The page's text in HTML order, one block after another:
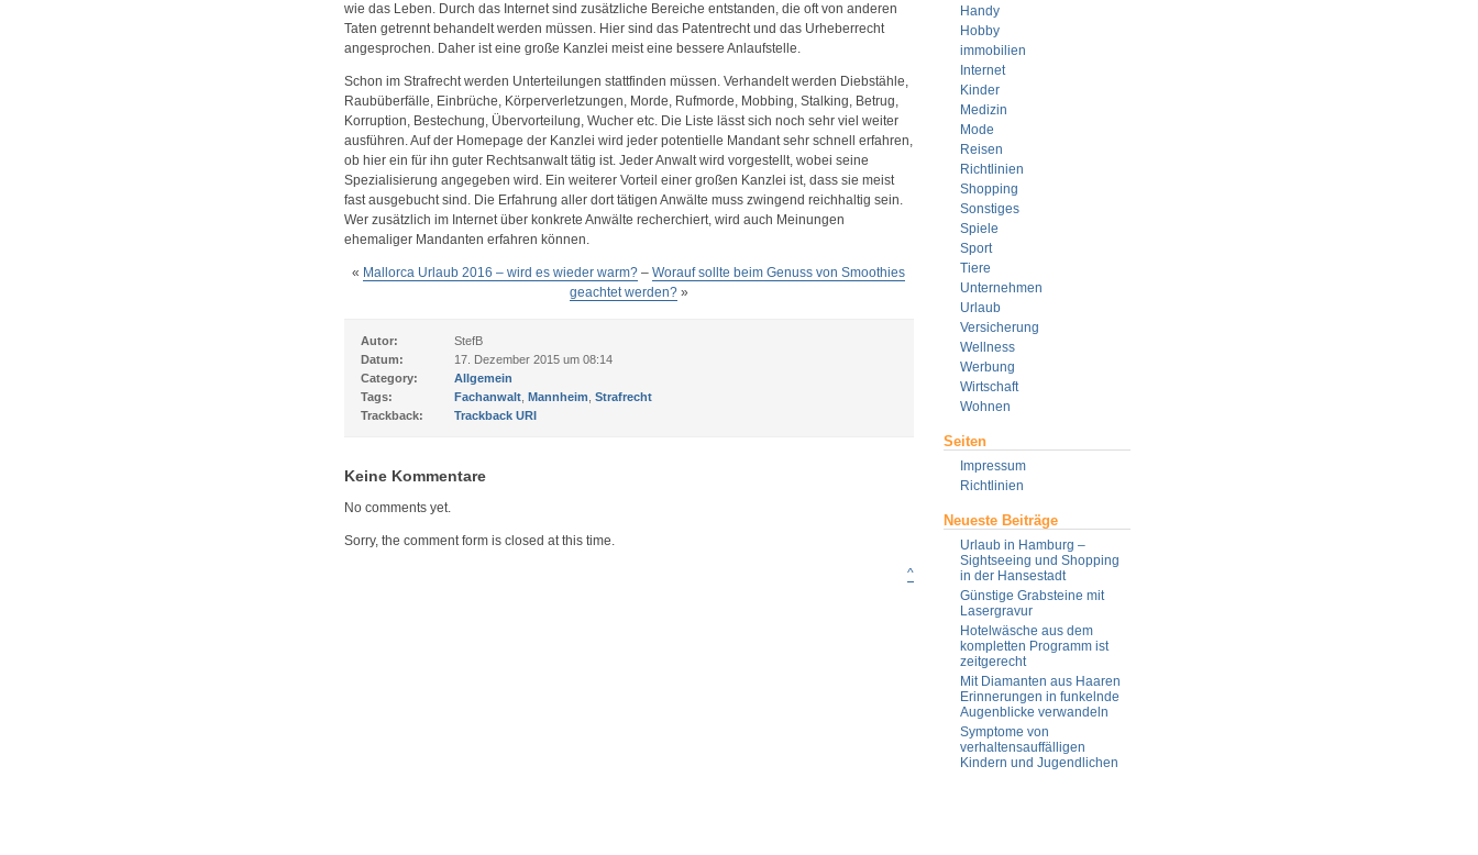
Handy
Hobby
immobilien
Internet
Kinder
Medizin
Mode
Reisen
Richtlinien
Shopping
Sonstiges
Spiele
Sport
Tiere
Unternehmen
Urlaub
Versicherung
Wellness
Werbung
Wirtschaft
Wohnen
Seiten
Impressum
Richtlinien
Neueste Beiträge
Urlaub in Hamburg –
Sightseeing und Shopping
in der Hansestadt
Günstige Grabsteine mit
Lasergravur
Hotelwäsche aus dem
kompletten Programm ist
zeitgerecht
Mit Diamanten aus Haaren
Erinnerungen in funkelnde
Augenblicke verwandeln
Symptome von
verhaltensauffälligen
Kindern und Jugendlichen
wie das Leben. Durch das Internet sind zusätzliche Bereiche entstanden, die oft von anderen
Taten getrennt behandelt werden müssen. Hier sind das Patentrecht und das Urheberrecht
angesprochen. Daher ist eine große Kanzlei meist eine bessere Anlaufstelle.
Schon im Strafrecht werden Unterteilungen stattfinden müssen. Verhandelt werden Diebstähle,
Raubüberfälle, Einbrüche, Körperverletzungen, Morde, Rufmorde, Mobbing, Stalking, Betrug,
Korruption, Bestechung, Übervorteilung, Wucher etc. Die Liste lässt sich noch sehr viel weiter
ausführen. Auf der Homepage der Kanzlei wird jeder potentielle Mandant sehr schnell erfahren,
ob hier ein für ihn guter Rechtsanwalt tätig ist. Jeder Anwalt wird vorgestellt, wobei seine
Spezialisierung angegeben wird. Ein weiterer Vorteil einer großen Kanzlei ist, dass sie meist
fast ausgebucht sind. Die Erfahrung aller dort tätigen Anwälte muss zwingend reichhaltig sein.
Wer zusätzlich im Internet über konkrete Anwälte recherchiert, wird auch Meinungen
ehemaliger Mandanten erfahren können.
« Mallorca Urlaub 2016 – wird es wieder warm? – Worauf sollte beim Genuss von Smoothies
geachtet werden?»
Autor:
StefB
Datum:
17. Dezember 2015 um 08:14
Category:
Allgemein
Tags:
Fachanwalt, Mannheim Strafrecht
Trackback:
Trackback URI
Keine Kommentare
No comments yet.
Sorry, the comment form is closed at this time.
^